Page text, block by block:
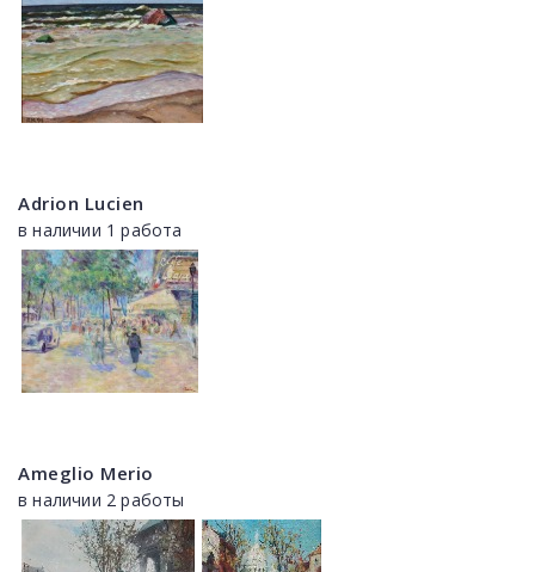
Adrion Lucien
в наличии 1 работа
Ameglio Merio
в наличии 2 работы